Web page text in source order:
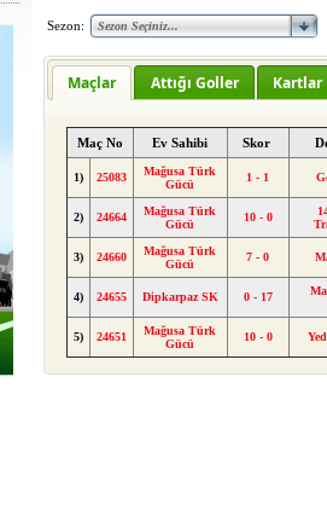
Sezon:
Maçlar Attığı Goller Kartlar
Maç No Ev Sahibi Skor
1) 25083
Mağusa Türk
Gücü
1 - 1
2) 24664
Mağusa Türk
Gücü
10 - 0
3) 24660
Mağusa Türk
Gücü
7 - 0
4) 24655 Dipkarpaz SK 0 - 17
5) 24651
Mağusa Türk
Gücü
10 - 0